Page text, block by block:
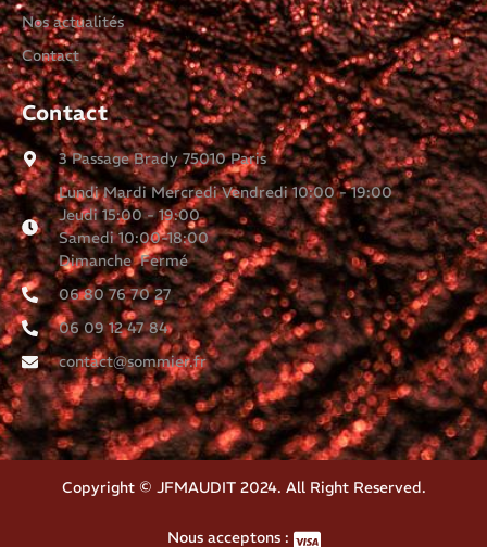
Nos actualités
Contact
Contact
3 Passage Brady 75010 Paris
Lundi Mardi Mercredi Vendredi 10:00 - 19:00
Jeudi 15:00 - 19:00
Samedi 10:00-18:00
Dimanche Fermé
06 80 76 70 27
06 09 12 47 84
contact@sommier.fr
Copyright © JFMAUDIT 2024. All Right Reserved.
Nous acceptons :